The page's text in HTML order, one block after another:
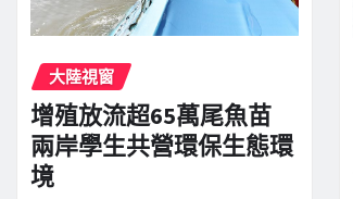
大陸視窗
增殖放流超65萬尾魚苗
兩岸學生共營環保生態環
境